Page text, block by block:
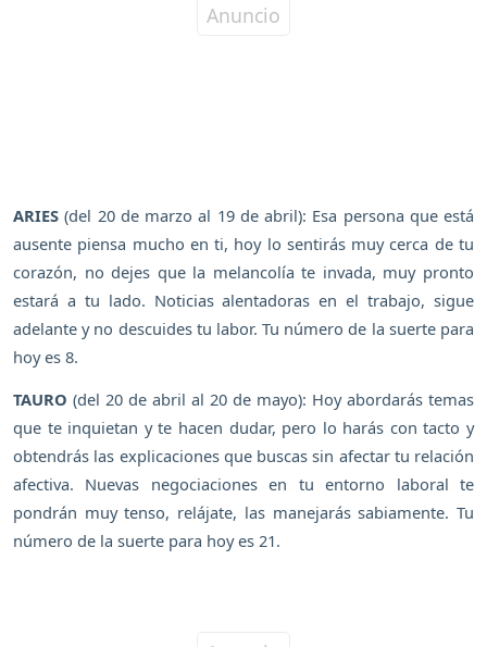
ARIES (del 20 de marzo al 19 de abril): Esa persona que está
ausente piensa mucho en ti, hoy lo sentirás muy cerca de tu
corazón, no dejes que la melancolía te invada, muy pronto
estará a tu lado. Noticias alentadoras en el trabajo, sigue
adelante y no descuides tu labor. Tu número de la suerte para
hoy es 8.
TAURO (del 20 de abril al 20 de mayo): Hoy abordarás temas
que te inquietan y te hacen dudar, pero lo harás con tacto y
obtendrás las explicaciones que buscas sin afectar tu relación
afectiva. Nuevas negociaciones en tu entorno laboral te
pondrán muy tenso, relájate, las manejarás sabiamente. Tu
número de la suerte para hoy es 21.